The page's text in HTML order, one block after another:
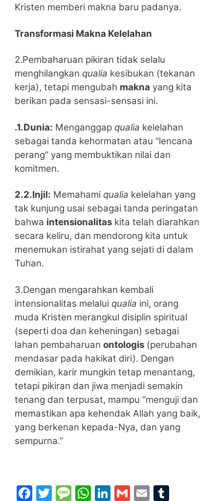
Kristen memberi makna baru padanya.
Transformasi Makna Kelelahan
2.Pembaharuan pikiran tidak selalu
menghilangkan qualia kesibukan (tekanan
kerja), tetapi mengubah makna yang kita
berikan pada sensasi-sensasi ini.
.1.Dunia: Menganggap qualia kelelahan
sebagai tanda kehormatan atau “lencana
perang” yang membuktikan nilai dan
komitmen.
2.2.Injil: Memahami qualia kelelahan yang
tak kunjung usai sebagai tanda peringatan
bahwa intensionalitas kita telah diarahkan
secara keliru, dan mendorong kita untuk
menemukan istirahat yang sejati di dalam
Tuhan.
3.Dengan mengarahkan kembali
intensionalitas melalui qualia ini, orang
muda Kristen merangkul disiplin spiritual
(seperti doa dan keheningan) sebagai
lahan pembaharuan ontologis (perubahan
mendasar pada hakikat diri). Dengan
demikian, karir mungkin tetap menantang,
tetapi pikiran dan jiwa menjadi semakin
tenang dan terpusat, mampu “menguji dan
memastikan apa kehendak Allah yang baik,
yang berkenan kepada-Nya, dan yang
sempurna.”
F
T
M W Li G
E